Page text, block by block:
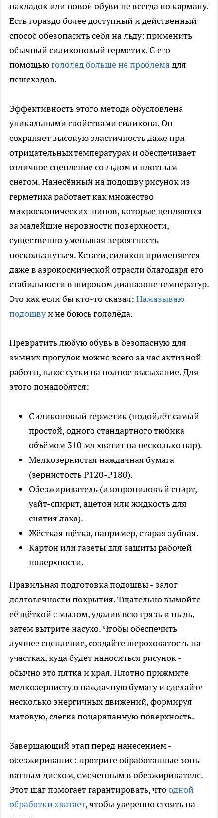
накладок или новой обуви не всегда по карману.
Есть гораздо более доступный и действенный
способ обезопасить себя на льду: применить
обычный силиконовый герметик. С его
помощьюгололед больше не проблемадля
пешеходов.
Эффективность этого метода обусловлена
уникальными свойствами силикона. Он
сохраняет высокую эластичность даже при
отрицательных температурах и обеспечивает
отличное сцепление со льдом и плотным
снегом. Нанесённый на подошву рисунок из
герметика работает как множество
микроскопических шипов, которые цепляются
за малейшие неровности поверхности,
существенно уменьшая вероятность
поскользнуться. Кстати, силикон применяется
даже в аэрокосмической отрасли благодаря его
стабильности в широком диапазоне температур.
Это как если бы кто-то сказал: Намазываю
подошвуи не боюсь гололёда.
Превратить любую обувь в безопасную для
зимних прогулок можно всего за час активной
работы, плюс сутки на полное высыхание. Для
этого понадобятся:
Силиконовый герметик (подойдёт самый
простой, одного стандартного тюбика
объёмом 310 мл хватит на несколько пар).
Мелкозернистая наждачная бумага
(зернистость P120-P180).
Обезжириватель (изопропиловый спирт,
уайт-спирит, ацетон или жидкость для
снятия лака).
Жёсткая щётка, например, старая зубная.
Картон или газеты для защиты рабочей
поверхности.
Правильная подготовка подошвы - залог
долговечности покрытия. Тщательно вымойте
её щёткой с мылом, удалив всю грязь и пыль,
затем вытрите насухо. Чтобы обеспечить
лучшее сцепление, создайте шероховатость на
участках, куда будет наноситься рисунок -
обычно это пятка и края. Плотно прижмите
мелкозернистую наждачную бумагу и сделайте
несколько энергичных движений, формируя
матовую, слегка поцарапанную поверхность.
Завершающий этап перед нанесением -
обезжиривание: протрите обработанные зоны
ватным диском, смоченным в обезжиривателе.
Этот шаг помогает гарантировать, чтоодной
обработки хватает, чтобы уверенно стоять на